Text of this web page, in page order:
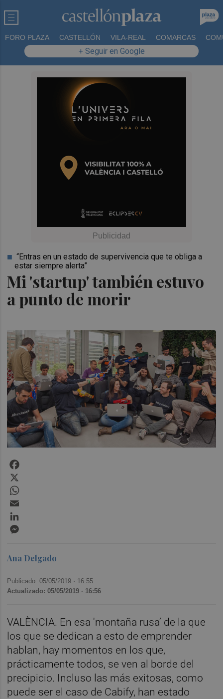
FORO PLAZA CASTELLÓN VILA-REAL COMARCAS
+ Seguir en Google
Mi 'startup' también estuvo
a punto de morir
“Entras en un estado de supervivencia que te obliga a
estar siempre alerta”
Ana Delgado
Publicado: 05/05/2019 · 16:55
Actualizado: 05/05/2019 · 16:56
VALÈNCIA. En esa 'montaña rusa’ de la que
los que se dedican a esto de emprender
hablan, hay momentos en los que,
prácticamente todos, se ven al borde del
precipicio. Incluso las más exitosas, como
puede ser el caso de Cabify, han estado